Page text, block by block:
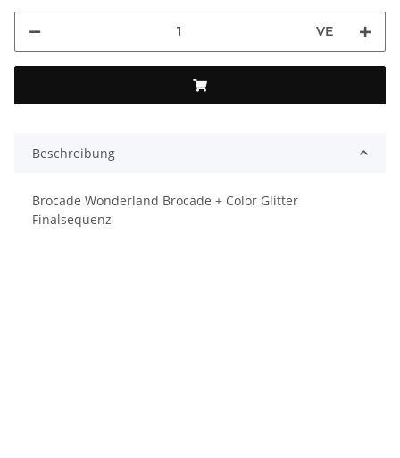
VE
Beschreibung
Brocade Wonderland Brocade + Color Glitter
Finalsequenz